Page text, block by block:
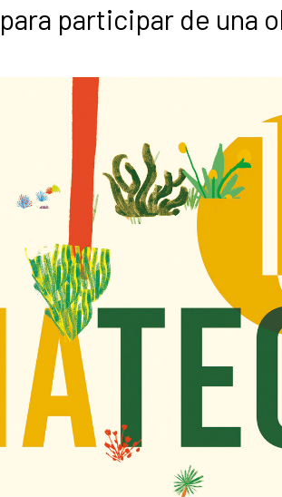
participar de una